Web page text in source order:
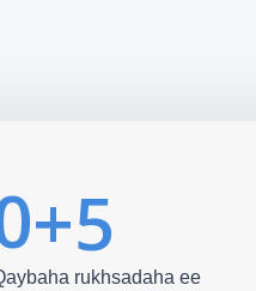
+5
rukhsadaha ee